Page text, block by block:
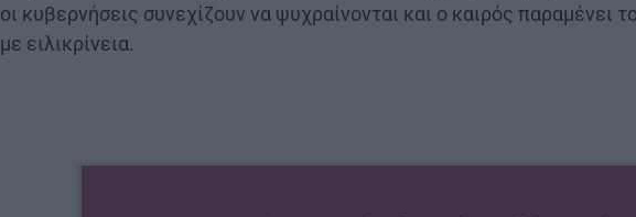
οι κυβερνήσεις συνεχίζουν να ψυχραίνονται και ο καιρός παραμένει
με ειλικρίνεια.